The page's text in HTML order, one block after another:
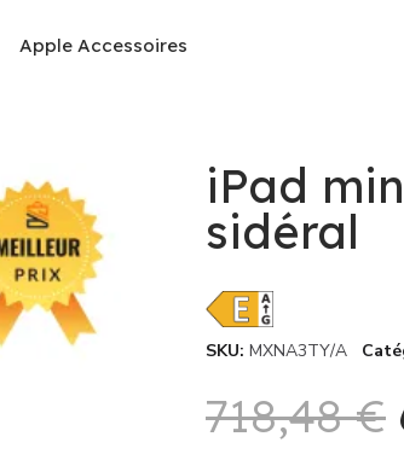
Apple Accessoires
iPad
sidéral
SKU MXNA3TY/A
718,48 €